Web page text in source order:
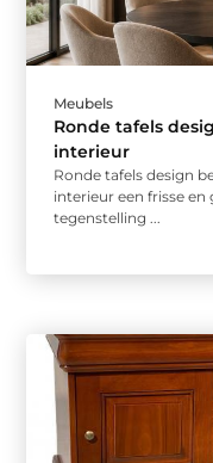
Meubels
Ronde tafels
interieur
Ronde tafels design
interieur een frisse
tegenstelling ...